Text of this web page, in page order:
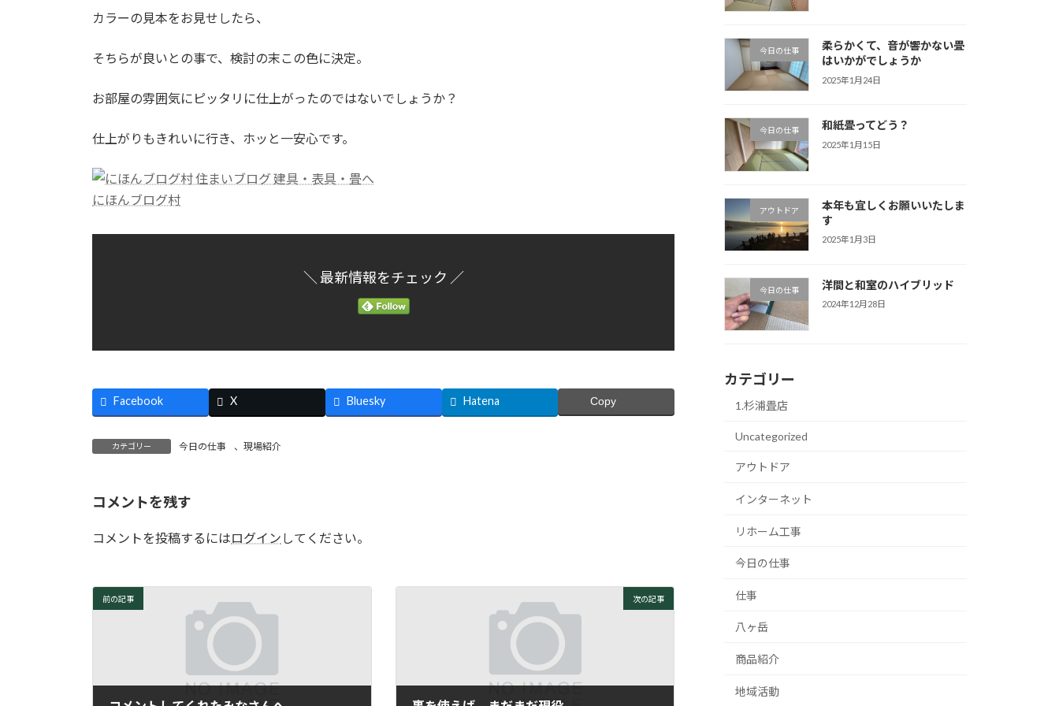
カラーの見本をお見せしたら、
そちらが良いとの事で、検討の末この色に決定。
お部屋の雰囲気にピッタリに仕上がったのではないでしょうか？
仕上がりもきれいに行き、ホッと一安心です。
にほんブログ村
＼ 最新情報をチェック ／
Facebook X Bluesky Hatena Copy
カテゴリー 今日の仕事 、 現場紹介
コメントを残す
コメントを投稿するにはログイン してください。
前の記事 次の記事
今日の仕事
柔らかくて、音が響かない畳
はいかがでしょうか
2025年1月24日
今日の仕事 和紙畳ってどう？
2025年1月15日
アウトドア
本年も宜しくお願いいたしま
す
2025年1月3日
今日の仕事 洋間と和室のハイブリッド
2024年12月28日
カテゴリー
1.杉浦畳店
Uncategorized
アウトドア
インターネット
リホーム工事
今日の仕事
仕事
八ヶ岳
商品紹介
地域活動